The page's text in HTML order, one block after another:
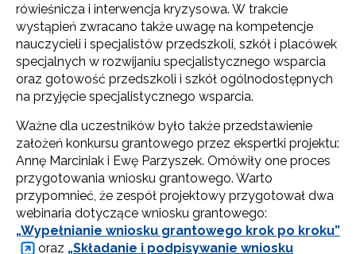
rówieśnicza i interwencja kryzysowa. W trakcie
wystąpień zwracano także uwagę na kompetencje
nauczycieli i specjalistów przedszkoli, szkół i placówek
specjalnych w rozwijaniu specjalistycznego wsparcia
oraz gotowość przedszkoli i szkół ogólnodostępnych
na przyjęcie specjalistycznego wsparcia.
Ważne dla uczestników było także przedstawienie
założeń konkursu grantowego przez ekspertki projektu:
Annę Marciniak i Ewę Parzyszek. Omówiły one proces
przygotowania wniosku grantowego. Warto
przypomnieć, że zespół projektowy przygotował dwa
webinaria dotyczące wniosku grantowego:
„Wypełnianie wniosku grantowego krok po kroku”
oraz „Składanie i podpisywanie wniosku